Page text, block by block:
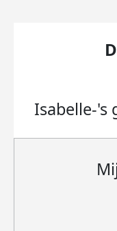
Isabelle-'s